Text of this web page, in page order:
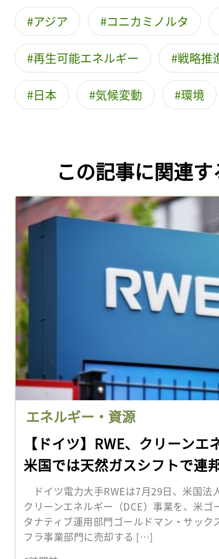
アジア コニカミノルタ
再生可能エネルギー 戦略推
日本 気候変動 環境
この記事に関連
エネルギー・資源
【ドイツ】RWE、クリーン
米国では天然ガスシフトで連
ドイツ電力大手RWEは7月29日、米国法
クリーンエネルギー（DCE）事業を、米
タナティブ運用部門ゴールドマン・サック
フラ事業部門に売却する […]